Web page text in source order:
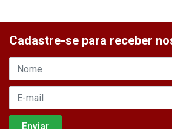
Cadastre-se para receber